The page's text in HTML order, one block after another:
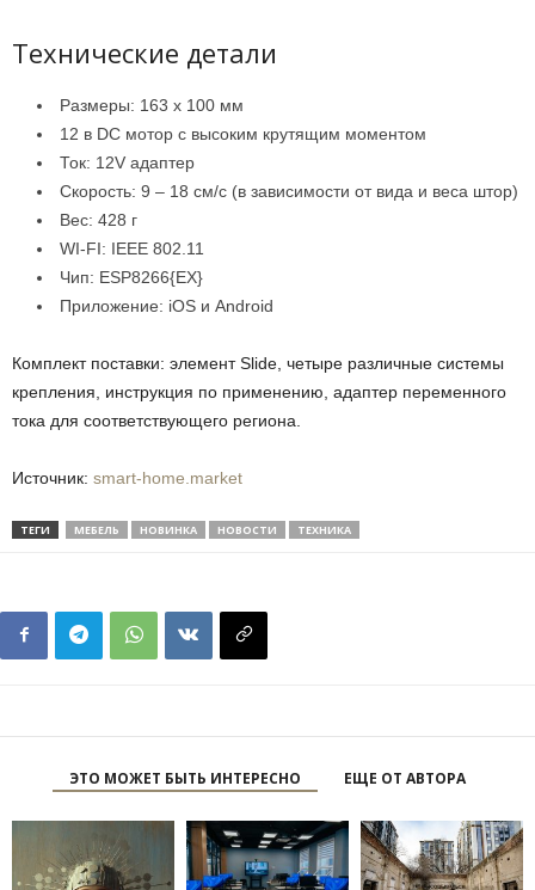
Технические детали
Размеры: 163 х 100 мм
12 в DC мотор с высоким крутящим моментом
Ток: 12V адаптер
Скорость: 9 – 18 см/с (в зависимости от вида и веса штор)
Вес: 428 г
WI-FI: IEEE 802.11
Чип: ESP8266{EX}
Приложение: iOS и Android
Комплект поставки: элемент Slide, четыре различные системы
крепления, инструкция по применению, адаптер переменного
тока для соответствующего региона.
Источник: smart-home.market
ТЕГИ МЕБЕЛЬ НОВИНКА НОВОСТИ ТЕХНИКА
ЭТО МОЖЕТ БЫТЬ ИНТЕРЕСНО ЕЩЕ ОТ АВТОРА